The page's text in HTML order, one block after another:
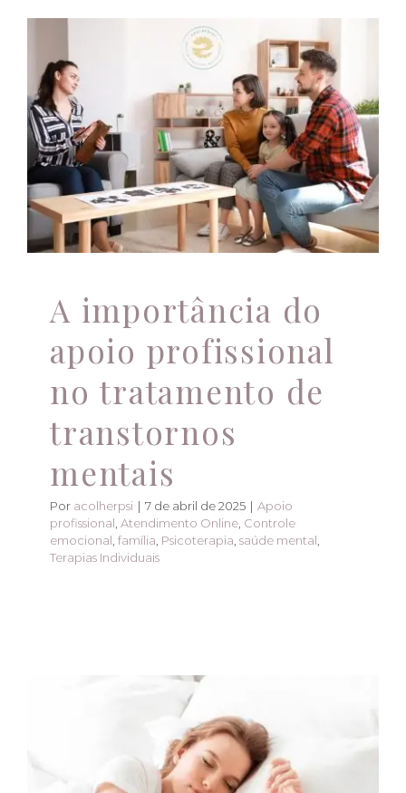
A importância do
apoio profissional no
tratamento de
transtornos mentais
Apoio profissional Atendimento Online Controle
emocional família Psicoterapia saúde mental
Terapias Individuais
A importância do
apoio profissional
no tratamento de
transtornos
mentais
Por acolherpsi | 7 de abril de 2025 | Apoio
profissional, Atendimento Online, Controle
emocional, família, Psicoterapia, saúde mental,
Terapias Individuais
🛌 A relação entre
sono e saúde mental